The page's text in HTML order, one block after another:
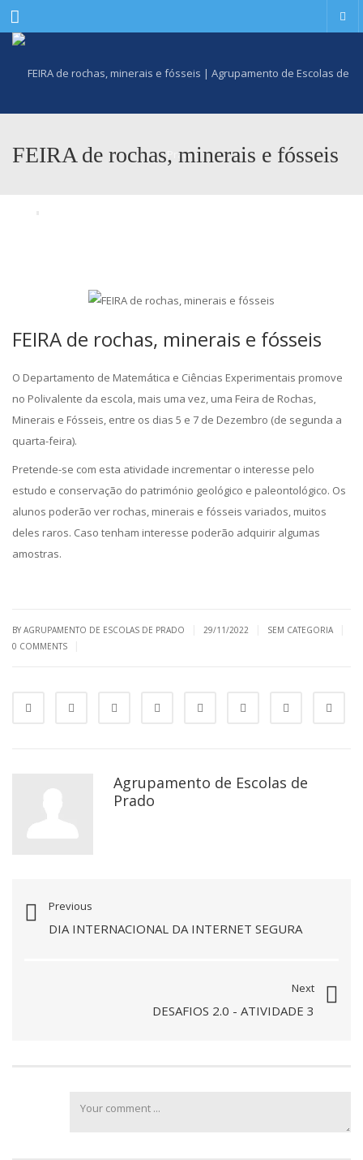
Menu
FEIRA de rochas, minerais e fósseis
FEIRA de rochas, minerais e fósseis
O Departamento de Matemática e Ciências Experimentais promove
no Polivalente da escola, mais uma vez, uma Feira de Rochas,
Minerais e Fósseis, entre os dias 5 e 7 de Dezembro (de segunda a
quarta-feira).
Pretende-se com esta atividade incrementar o interesse pelo
estudo e conservação do património geológico e paleontológico. Os
alunos poderão ver rochas, minerais e fósseis variados, muitos
deles raros. Caso tenham interesse poderão adquirir algumas
amostras.
BY AGRUPAMENTO DE ESCOLAS DE PRADO 29/11/2022 SEM CATEGORIA
0 COMMENTS
Agrupamento de Escolas de
Prado
Previous
DIA INTERNACIONAL DA INTERNET SEGURA
Next
DESAFIOS 2.0 - ATIVIDADE 3